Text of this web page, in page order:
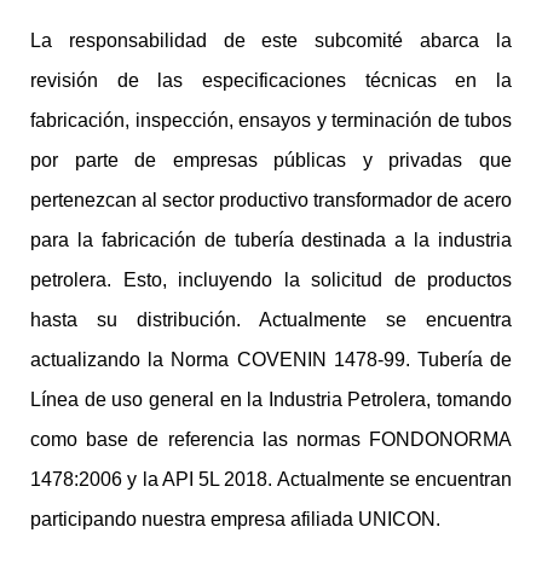
La responsabilidad de este subcomité abarca la
revisión de las especificaciones técnicas en la
fabricación, inspección, ensayos y terminación de tubos
por parte de empresas públicas y privadas que
pertenezcan al sector productivo transformador de acero
para la fabricación de tubería destinada a la industria
petrolera. Esto, incluyendo la solicitud de productos
hasta su distribución. Actualmente se encuentra
actualizando la Norma COVENIN 1478-99. Tubería de
Línea de uso general en la Industria Petrolera, tomando
como base de referencia las normas FONDONORMA
1478:2006 y la API 5L 2018. Actualmente se encuentran
participando nuestra empresa afiliada UNICON.